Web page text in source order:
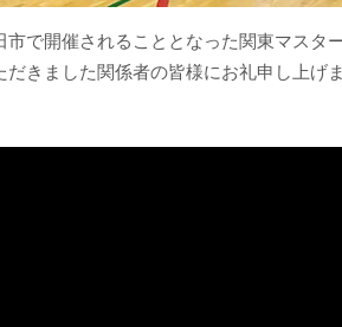
で開催されることとなった関東マスター
きました関係者の皆様にお礼申し上げま